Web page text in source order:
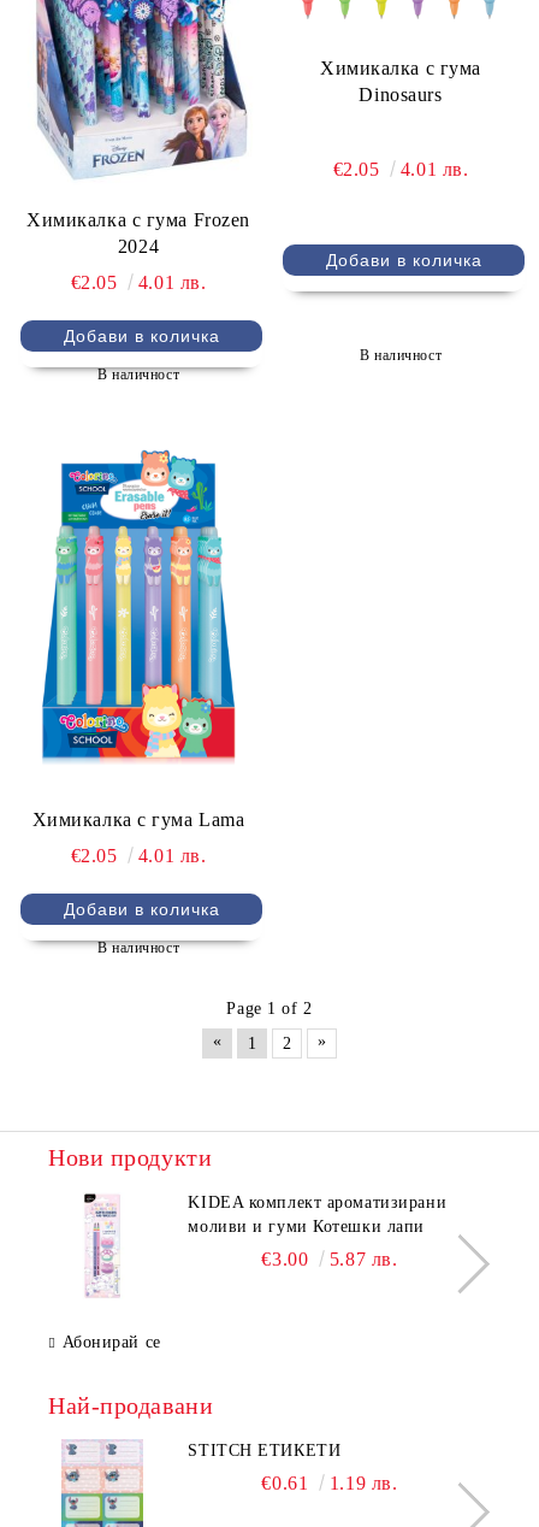
Химикалка с гума Frozen
2024
€2.05
4.01 лв.
В наличност
Химикалка с гума
Dinosaurs
€2.05 4.01 лв.
В наличност
Химикалка с гума Lama
€2.05
4.01 лв.
В наличност
Page 1 of 2
«
1 2 »
Нови продукти
KIDEA комплект ароматизирани
моливи и гуми Котешки лапи
€3.00 5.87 лв.
Абонирай се
Най-продавани
STITCH ЕТИКЕТИ
€0.61 1.19 лв.